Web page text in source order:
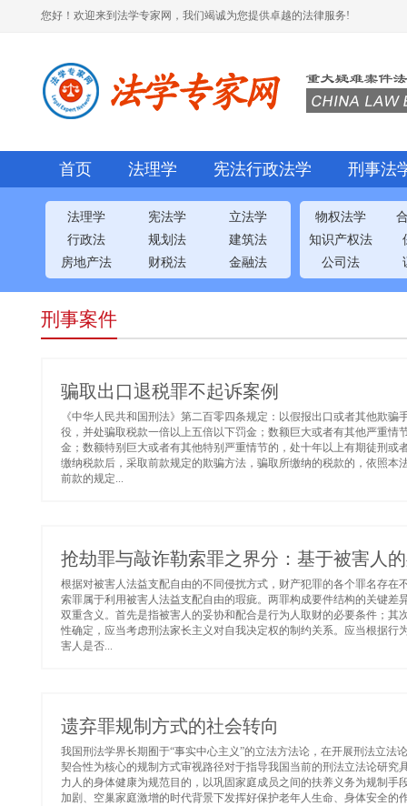
您好！欢迎来到法学专家网，我们竭诚为您提供卓越的法律服务!
首页 法理学 宪法行政法学 刑事法
法理学 宪法学
立法学
行政法
规划法
建筑法
房地产法
财税法 金融法
物权法学
知识产权法
公司法
刑事案件
骗取出口退税罪不起诉案例
《中华人民共和国刑法》第二百零四条规定：以假报出口或者其他欺
役，并处骗取税款一倍以上五倍以下罚金；数额巨大或者有其他严重
金；数额特别巨大或者有其他特别严重情节的，处十年以上有期徒刑
缴纳税款后，采取前款规定的欺骗方法，骗取所缴纳的税款的，依照
前款的规定...
抢劫罪与敲诈勒索罪之界分：基于被害人
根据对被害人法益支配自由的不同侵扰方式，财产犯罪的各个罪名存
索罪属于利用被害人法益支配自由的瑕疵。两罪构成要件结构的关键
双重含义。首先是指被害人的妥协和配合是行为人取财的必要条件；
性确定，应当考虑刑法家长主义对自我决定权的制约关系。应当根据
害人是否...
遗弃罪规制方式的社会转向
我国刑法学界长期囿于“事实中心主义”的立法方法论，在开展刑法立
契合性为核心的规制方式审视路径对于指导我国当前的刑法立法论研
力人的身体健康为规范目的，以巩固家庭成员之间的扶养义务为规制
加剧、空巢家庭激增的时代背景下发挥好保护老年人生命、身体安全